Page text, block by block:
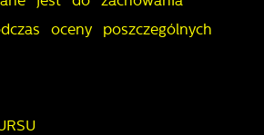
oceny poszczególnych